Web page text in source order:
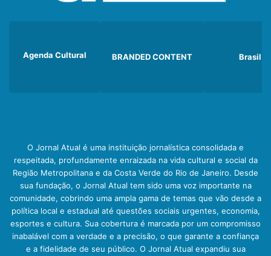
Agenda Cultural BRANDED CONTENT Brasil
O Jornal Atual é uma instituição jornalística consolidada e
respeitada, profundamente enraizada na vida cultural e social da
Região Metropolitana e da Costa Verde do Rio de Janeiro. Desde
sua fundação, o Jornal Atual tem sido uma voz importante na
comunidade, cobrindo uma ampla gama de temas que vão desde a
política local e estadual até questões sociais urgentes, economia,
esportes e cultura. Sua cobertura é marcada por um compromisso
inabalável com a verdade e a precisão, o que garante a confiança
e a fidelidade de seu público. O Jornal Atual expandiu sua